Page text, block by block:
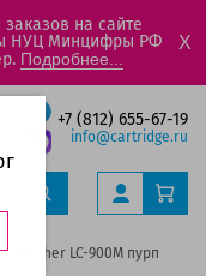
на сайте
НУЦ Минцифры РФ
Подробнее...
X
+7 (812) 655-67-19
info@cartridge.ru
Brother LC-900M пурпурный